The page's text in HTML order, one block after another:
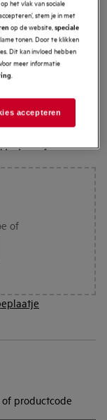
voor je
de
oven kan jehier
of
productcode
stem je in met
op de website,speciale
tonen. Door te klikken
Dit kan invloed hebben
meer informatie
accepteren